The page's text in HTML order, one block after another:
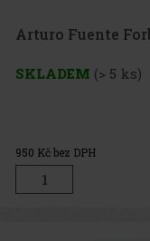
Arturo Fuente
SKLADEM (> 5 ks)
950 Kč bez DPH